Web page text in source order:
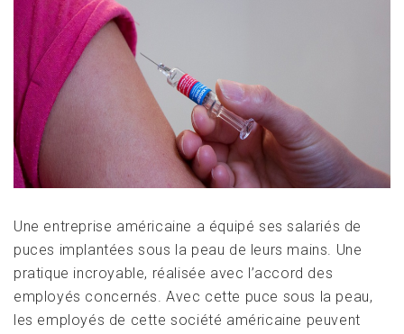
Une entreprise américaine a équipé ses salariés de
puces implantées sous la peau de leurs mains. Une
pratique incroyable, réalisée avec l’accord des
employés concernés. Avec cette puce sous la peau,
les employés de cette société américaine peuvent